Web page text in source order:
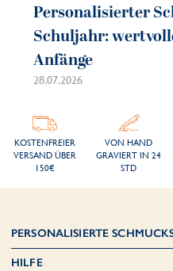
Personalisierter
Schuljahr:
Anfänge
28.07.2026
KOSTENFREIER
VERSAND ÜBER
150€
VON HAND
GRAVIERT IN 24
STD
PERSONALISIERTE
HILFE